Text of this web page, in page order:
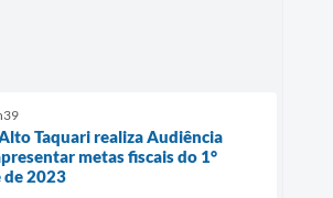
Taquari realiza Audiência
metas fiscais do 1°
2023